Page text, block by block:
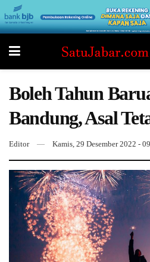
Boleh Tahun
Bandung, Asal
Editor Kamis, 29 Desember 2022 -